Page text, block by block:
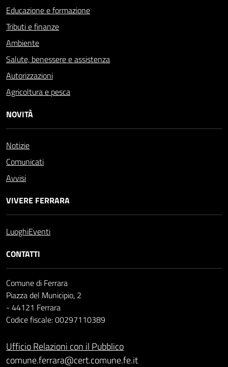
Educazione e formazione
Tributi e finanze
Ambiente
Salute, benessere e assistenza
Autorizzazioni
Agricoltura e pesca
NOVITÀ
Notizie
Comunicati
Avvisi
VIVERE FERRARA
LuoghiEventi
CONTATTI
Comune di Ferrara
Piazza del Municipio, 2
- 44121 Ferrara
Codice fiscale: 00297110389
Ufficio Relazioni con il Pubblico
comune.ferrara@cert.comune.fe.it